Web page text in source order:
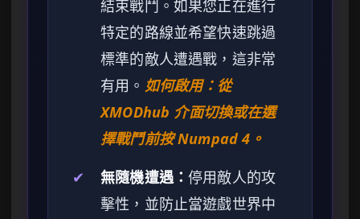
結束戰鬥。如果您正在進行
特定的路線並希望快速跳過
標準的敵人遭遇戰，這非常
有用。 如何啟用：從
XMODhub 介面切換或在選
擇戰鬥前按 Numpad 4。
✔
無隨機遭遇：停用敵人的攻
擊性，並防止當遊戲世界中